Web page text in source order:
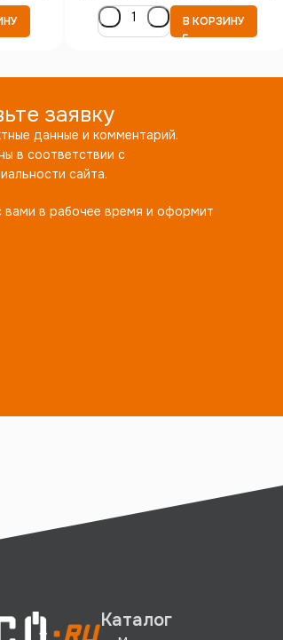
В КОРЗИНУ
заявку
данные и комментарий.
в соответствии с
сайта.
в рабочее время и оформит
Каталог